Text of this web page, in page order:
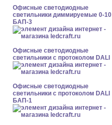
Офисные светодиодные
светильники диммируемые 0-10
БАП-3
Офисные светодиодные
светильники с протоколом DALI
Офисные светодиодные
светильники с протоколом DALI
БАП-1